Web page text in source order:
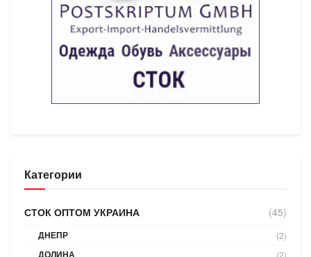
Категории
СТОК ОПТОМ УКРАИНА (45)
ДНЕПР (2)
ДОЛИНА